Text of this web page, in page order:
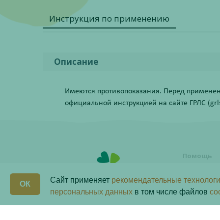
Инструкция по применению
Описание
Имеются противопоказания. Перед
официальной инструкцией на сайте ГРЛС
Помощь
заказа
Как
Сайт применяет рекомендательные
персональных данных в том числе файлов
ОК